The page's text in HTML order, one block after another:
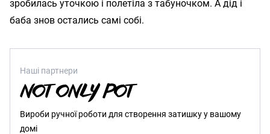
зробилась уточкою і полетіла з табуночком. А дід і
баба знов остались самі собі.
Наші партнери
Вироби ручної роботи для створення затишку у вашому
домі